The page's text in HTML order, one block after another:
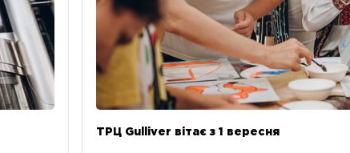
ТРЦ Gulliver вітає з 1 вересня